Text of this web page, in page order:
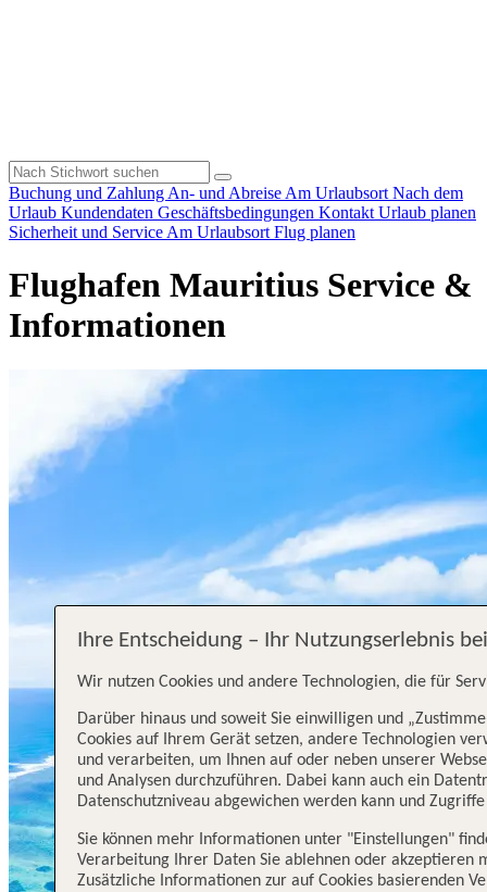
Buchung und Zahlung An- und Abreise Am Urlaubsort Nach dem
Urlaub Kundendaten Geschäftsbedingungen Kontakt Urlaub planen
Sicherheit und Service Am Urlaubsort Flug planen
Flughafen Mauritius Service &
Informationen
Ihre Entscheidung – Ihr Nutzungserlebnis
Wir nutzen Cookies und andere Technologien, die für
Darüber hinaus und soweit Sie einwilligen und
Cookies auf Ihrem Gerät setzen, andere Technologien
und verarbeiten, um Ihnen auf oder neben unserer
und Analysen durchzuführen. Dabei kann auch ein
Datenschutzniveau abgewichen werden kann und
Sie können mehr Informationen unter "Einstellungen"
Verarbeitung Ihrer Daten Sie ablehnen oder akzeptieren
Zusätzliche Informationen zur auf Cookies basierenden